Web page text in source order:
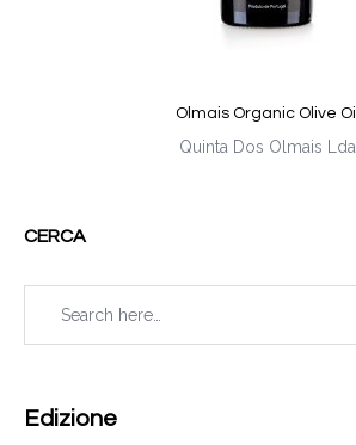
Olmais Organic Olive Oil
Quinta Dos Olmais Lda
CERCA
Edizione